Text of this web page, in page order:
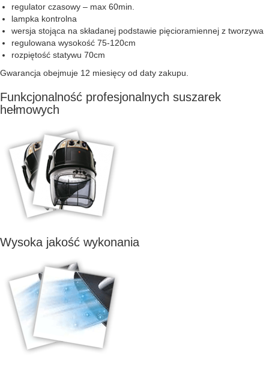
regulator czasowy – max 60min.
lampka kontrolna
wersja stojąca na składanej podstawie pięcioramiennej z tworzywa
regulowana wysokość 75-120cm
rozpiętość statywu 70cm
Gwarancja obejmuje 12 miesięcy od daty zakupu.
Funkcjonalność profesjonalnych suszarek
hełmowych
Wysoka jakość wykonania